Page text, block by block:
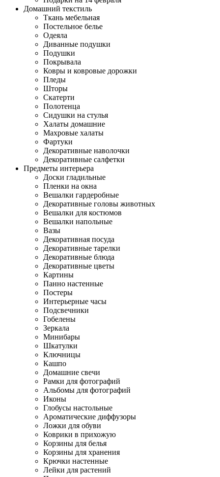
Домашний текстиль
Ткань мебельная
Постельное белье
Одеяла
Диванные подушки
Подушки
Покрывала
Ковры и ковровые дорожки
Пледы
Шторы
Скатерти
Полотенца
Сидушки на стулья
Халаты домашние
Махровые халаты
Фартуки
Декоративные наволочки
Декоративные салфетки
Предметы интерьера
Доски гладильные
Пленки на окна
Вешалки гардеробные
Декоративные головы животных
Вешалки для костюмов
Вешалки напольные
Вазы
Декоративная посуда
Декоративные тарелки
Декоративные блюда
Декоративные цветы
Картины
Панно настенные
Постеры
Интерьерные часы
Подсвечники
Гобелены
Зеркала
Минибары
Шкатулки
Ключницы
Кашпо
Домашние свечи
Рамки для фотографий
Альбомы для фотографий
Иконы
Глобусы настольные
Ароматические диффузоры
Ложки для обуви
Коврики в прихожую
Корзины для белья
Корзины для хранения
Крючки настенные
Лейки для растений